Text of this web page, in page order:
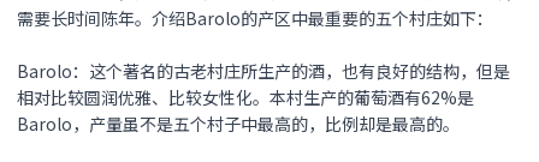
需要长时间陈年。介绍Barolo的产区中最重要的五个村庄如下：
Barolo：这个著名的古老村庄所生产的酒，也有良好的结构，但是
相对比较圆润优雅、比较女性化。本村生产的葡萄酒有62%是
Barolo，产量虽不是五个村子中最高的，比例却是最高的。